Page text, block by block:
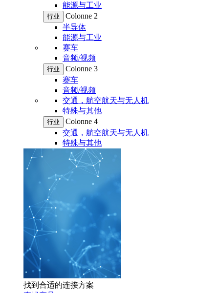
能源与工业
行业
Colonne 2
半导体
能源与工业
赛车
音频/视频
行业
Colonne 3
赛车
音频/视频
交通，航空航天与无人机
特殊与其他
行业
Colonne 4
交通，航空航天与无人机
特殊与其他
找到合适的连接方案